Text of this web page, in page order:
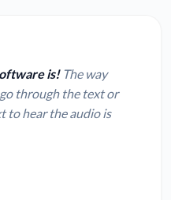
is!The way
through the text or
to hear the audio is